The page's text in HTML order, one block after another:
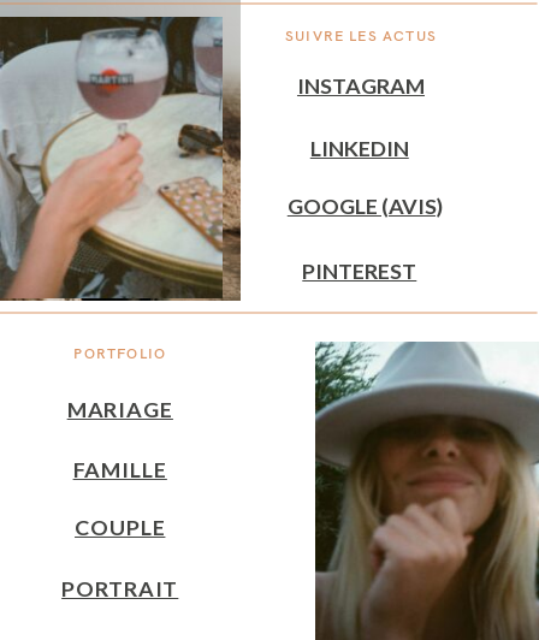
PORTFOLIO
SUIVRE LES ACTUS
MARIAGE
INSTAGRAM
GOOGLE (AVIS)
FAMILLE
PINTEREST
COUPLE
LINKEDIN
PORTRAIT